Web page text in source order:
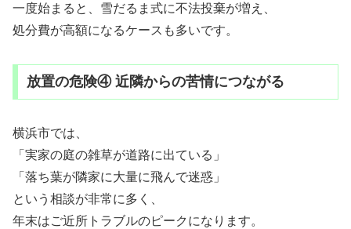
一度始まると、雪だるま式に不法投棄が増え、
処分費が高額になるケースも多いです。
放置の危険④ 近隣からの苦情につながる
横浜市では、
「実家の庭の雑草が道路に出ている」
「落ち葉が隣家に大量に飛んで迷惑」
という相談が非常に多く、
年末はご近所トラブルのピークになります。